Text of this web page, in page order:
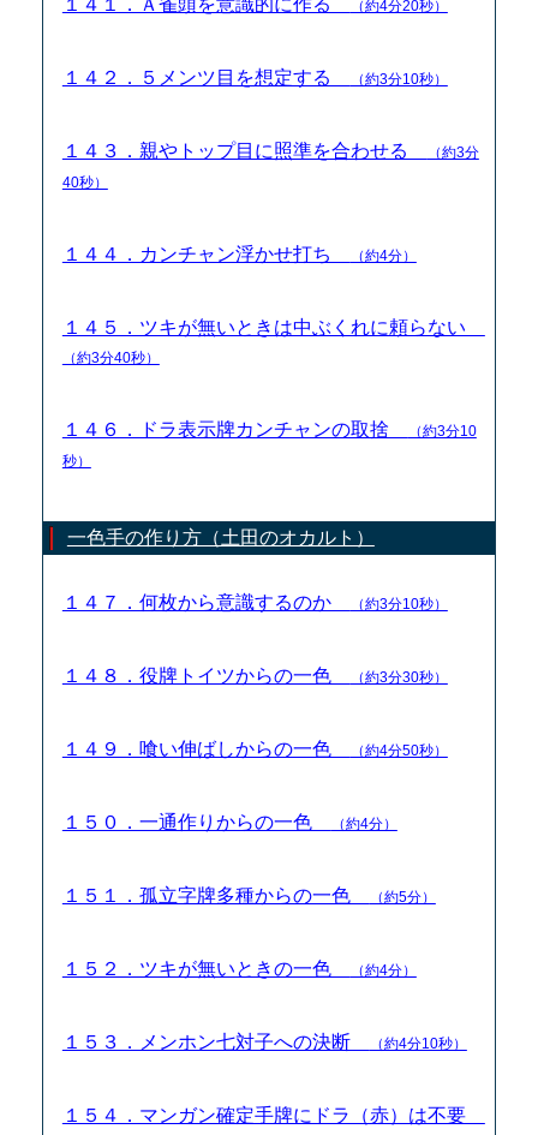
（約4分20秒）
１４２．５メンツ目を想定する （約3分10秒）
１４３．親やトップ目に照準を合わせる
（約3分
40秒）
１４４．カンチャン浮かせ打ち （約4分）
１４５．ツキが無いときは中ぶくれに頼らない
（約3分40秒）
１４６．ドラ表示牌カンチャンの取捨
（約3分10
秒）
一色手の作り方（土田のオカルト）
１４７．何枚から意識するのか （約3分10秒）
１４８．役牌トイツからの一色 （約3分30秒）
１４９．喰い伸ばしからの一色 （約4分50秒）
１５０．一通作りからの一色 （約4分）
１５１．孤立字牌多種からの一色 （約5分）
１５２．ツキが無いときの一色 （約4分）
１５３．メンホン七対子への決断 （約4分10秒）
１５４．マンガン確定手牌にドラ（赤）は不要